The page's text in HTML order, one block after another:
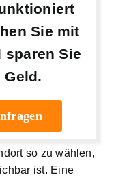
Sie mit
sparen Sie
Geld.
so zu wählen,
ist. Eine